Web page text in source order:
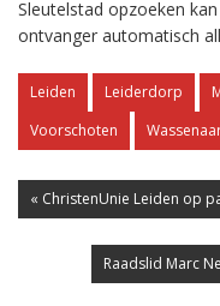
Sleutelstad opzoeken
ontvanger automatisch
Leiden Leiderdorp
Voorschoten
« ChristenUnie Leiden op
Raadslid Marc